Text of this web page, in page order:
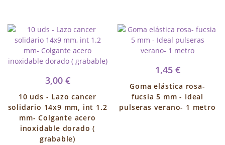
3,00 €
10 uds - Lazo cancer
solidario 14x9 mm, int 1.2
mm- Colgante acero
inoxidable dorado (
grabable)
1,45 €
Goma elástica rosa-
fucsia 5 mm - Ideal
pulseras verano- 1 metro